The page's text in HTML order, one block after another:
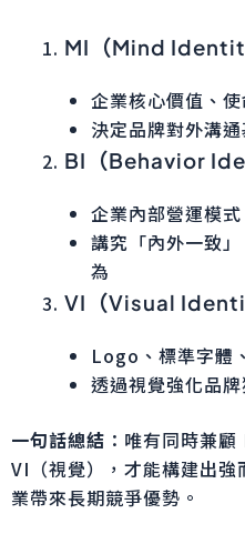
MI （Mind
企業核心價值、
決定品牌對外溝
BI （Behavior
企業內部營運模
講究「內外一致
為
VI （Visual
Logo、標準字體
透過視覺強化品
一句話總結 ：唯有同時兼
VI（視覺），才能構建出
業帶來長期競爭優勢。